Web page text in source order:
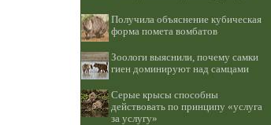
Получила объяснение кубическая
форма помета вомбатов
Зоологи выяснили, почему самки
гиен доминируют над самцами
Серые крысы способны
действовать по принципу «услуга
за услугу»